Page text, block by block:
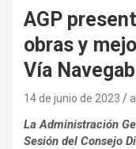
AGP
obras y
Vía
14 de junio de 2023
La Administración
Sesión del Consejo